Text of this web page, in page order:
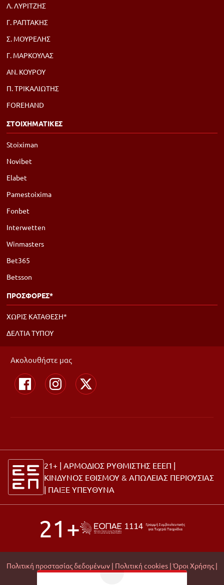
Λ. ΛΥΡΙΤΖΗΣ
Γ. ΡΑΠΤΑΚΗΣ
Σ. ΜΟΥΡΕΛΗΣ
Γ. ΜΑΡΚΟΥΛΑΣ
ΑΝ. ΚΟΥΡΟΥ
Π. ΤΡΙΚΑΛΙΩΤΗΣ
FOREHAND
ΣΤΟΙΧΗΜΑΤΙΚΕΣ
Stoiximan
Novibet
Elabet
Pamestoixima
Fonbet
Interwetten
Winmasters
Bet365
Betsson
ΠΡΟΣΦΟΡΕΣ*
ΧΩΡΙΣ ΚΑΤΑΘΕΣΗ*
ΔΕΛΤΙΑ ΤΥΠΟΥ
Ακολουθήστε μας
21+ | ΑΡΜΟΔΙΟΣ ΡΥΘΜΙΣΤΗΣ ΕΕΕΠ |
ΚΙΝΔΥΝΟΣ ΕΘΙΣΜΟΥ & ΑΠΩΛΕΙΑΣ ΠΕΡΙΟΥΣΙΑΣ
| ΠΑΙΞΕ ΥΠΕΥΘΥΝΑ
21+
Πολιτική προστασίας δεδομένων | Πολιτική cookies | Όροι Χρήσης |